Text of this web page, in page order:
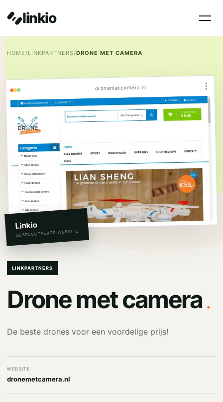
linkio
HOME/LINKPARTNERS/DRONE MET CAMERA
dronemetcamera.nl ⋮
Linkio
GESELECTEERDE WEBSITE
LINKPARTNERS
Drone met camera.
De beste drones voor een voordelige prijs!
WEBSITE
dronemetcamera.nl